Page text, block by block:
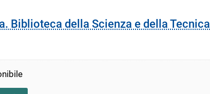
Biblioteca della Scienza e della Tecnica